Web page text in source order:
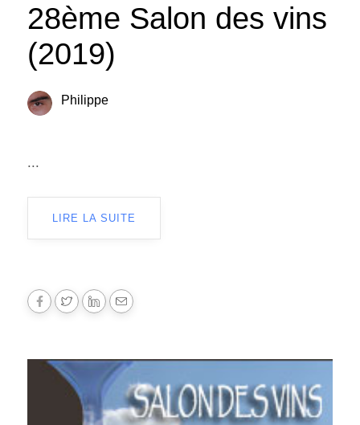
28ème Salon des vins
(2019)
Philippe
...
LIRE LA SUITE